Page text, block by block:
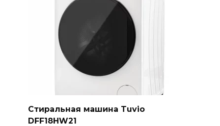
Стиральная машина Tuvio
DFF18HW21